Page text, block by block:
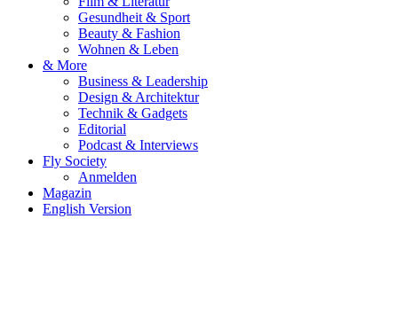
Gesundheit & Sport
Beauty & Fashion
Wohnen & Leben
& More
Business & Leadership
Design & Architektur
Technik & Gadgets
Editorial
Podcast & Interviews
Fly Society
Anmelden
Magazin
English Version